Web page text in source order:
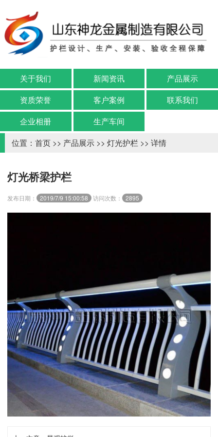
关于我们 新闻资讯
产品展示
资质荣誉
客户案例
联系我们
企业相册
生产车间
位置： 首页 >> 产品展示 >> 灯光护栏 >> 详情
灯光桥梁护栏
发布日期： 2019/7/9 15:00:58 访问次数： 2895